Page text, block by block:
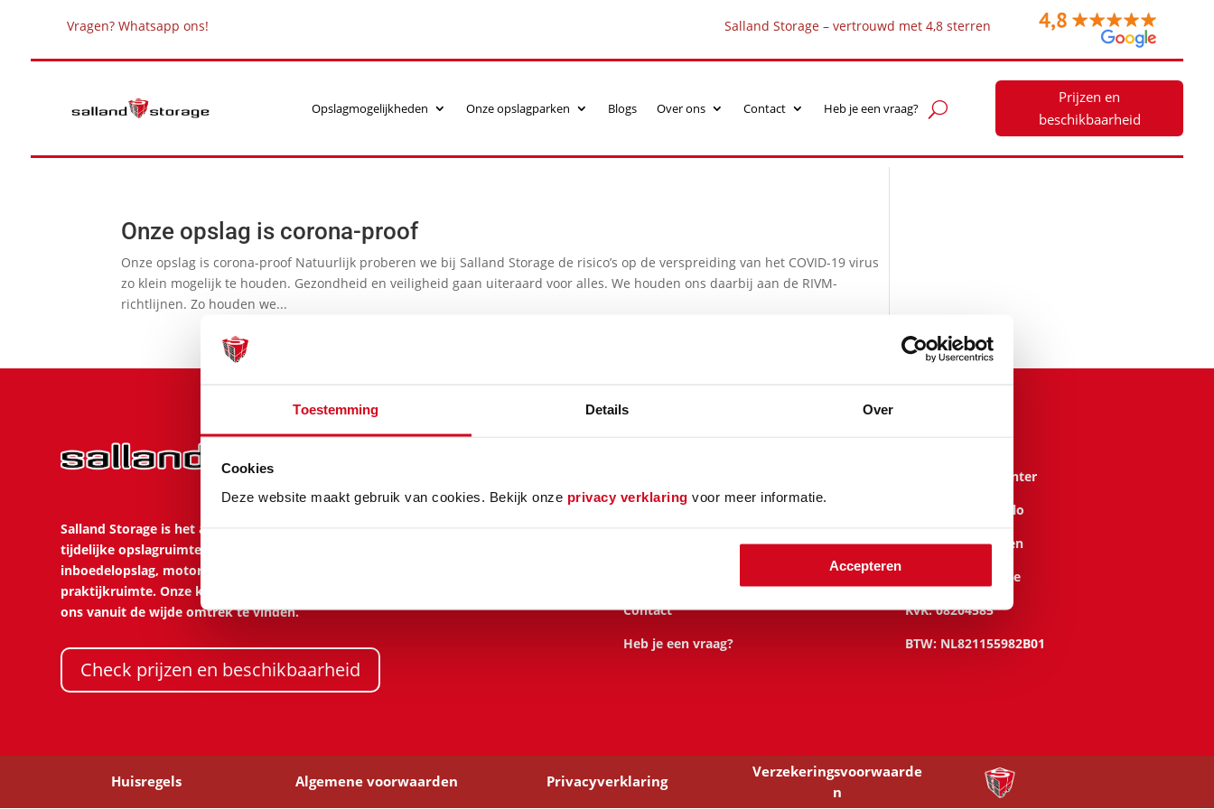
Toestemming Details Over
Cookies
Deze website maakt gebruik van cookies. Bekijk onze privacy verklaring voor meer informatie.
Accepteren
Vragen? Whatsapp ons! Salland Storage – vertrouwd met 4,8 sterren
Opslagmogelijkheden Onze opslagparken Blogs Over ons Contact Heb je een vraag?
Prijzen en
beschikbaarheid
Onze opslag is corona-proof
Onze opslag is corona-proof Natuurlijk proberen we bij Salland Storage de risico’s op de verspreiding van het COVID-19 virus
zo klein mogelijk te houden. Gezondheid en veiligheid gaan uiteraard voor alles. We houden ons daarbij aan de RIVM-
richtlijnen. Zo houden we...
Salland Storage is het adres voor het huren van goedkope, veilige en
tijdelijke opslagruimte. Je kunt op onze opslagparken terecht voor
inboedelopslag, motoropslag en het huren van opslagruimte en
praktijkruimte. Onze klanten, zowel particulieren als bedrijven, weten
ons vanuit de wijde omtrek te vinden.
Check prijzen en beschikbaarheid
Onze parken
Contact
Heb je een vraag?
Opslagpark Deventer
Opslagpark Almelo
Opslagpark Duiven
Opslagpark Zwolle
KvK: 08204585
BTW: NL821155982B01
Huisregels Algemene voorwaarden Privacyverklaring
Verzekeringsvoorwaarde
n